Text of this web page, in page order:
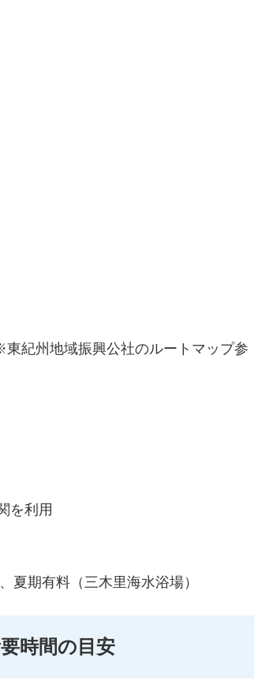
紀州地域振興公社のルートマップ参
を利用
夏期有料（三木里海水浴場）
時間の目安